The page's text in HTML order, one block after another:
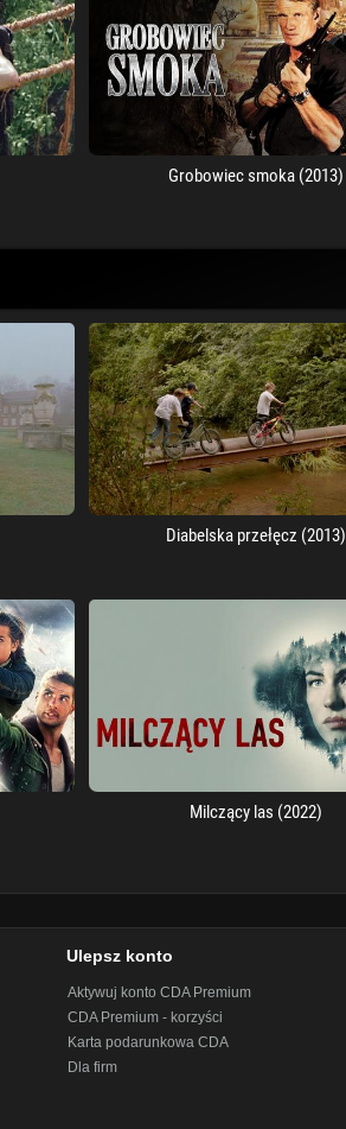
Grobowiec smoka (2013)
Diabelska przełęcz (2013)
Milczący las (2022)
Ulepsz konto
Aktywuj konto CDA Premium
CDA Premium - korzyści
Karta podarunkowa CDA
Dla firm